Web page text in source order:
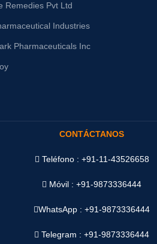
Remedies Pvt Ltd
Industries
Pharmaceuticals Inc
CONTÁCTANOS
Teléfono : +91-11-43526658
Móvil : +91-9873336444
WhatsApp :+91-9873336444
Telegram : +91-9873336444